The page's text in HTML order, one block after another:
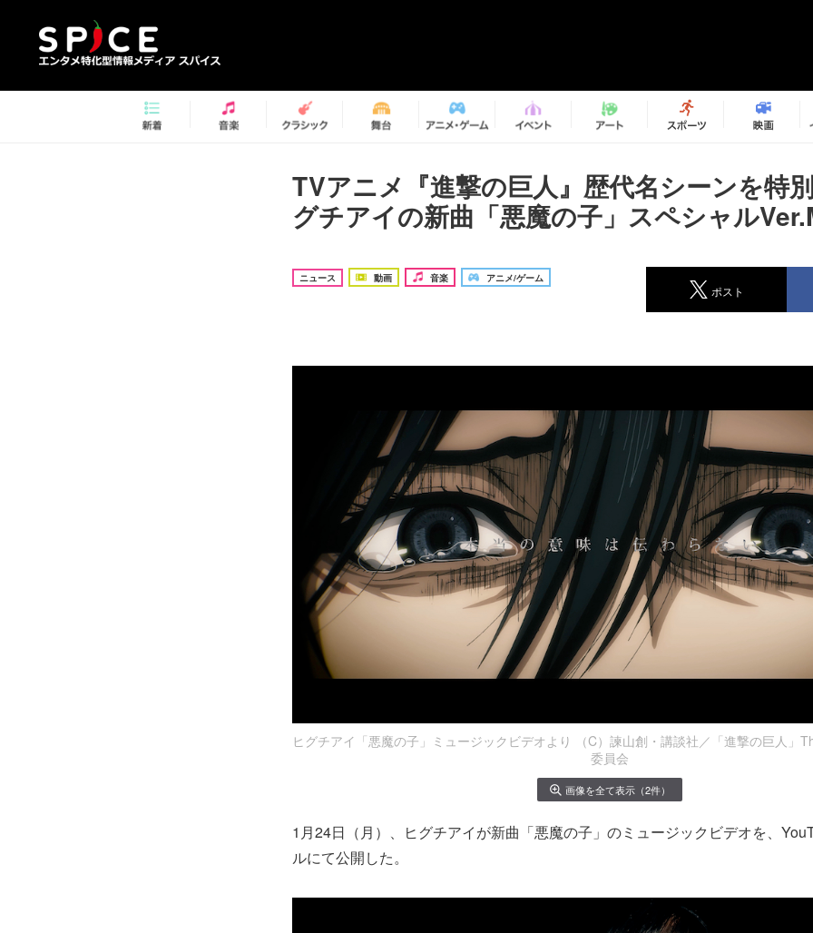
TVアニメ『進撃の巨人』歴代名シーンを特
グチアイの新曲「悪魔の子」スペシャル
ニュース 動画 音楽 アニメ/ゲーム
ポスト
ヒグチアイ「悪魔の子」ミュージックビデオより （C）諫山創・講談社／「進撃の巨人」
委員会
画像を全て表示（2件）
1月24日（月）、ヒグチアイが新曲「悪魔の子」のミュージックビデオを、
ルにて公開した。